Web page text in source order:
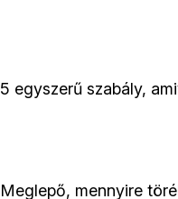
5 egyszerű szabály,
Meglepő, mennyire